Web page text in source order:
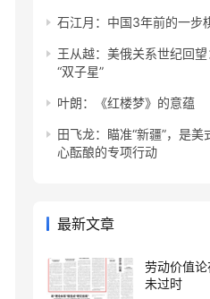
石江月：中国3年前的一步
王从越：美俄关系世纪回
“双子星”
叶朗：《红楼梦》的意蕴
田飞龙：瞄准“新疆”，是美
心酝酿的专项行动
最新文章
劳动价值
未过时